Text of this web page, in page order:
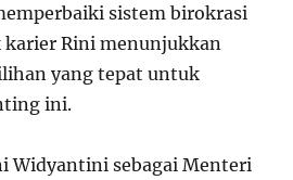
sistem birokrasi
karier Rini menunjukkan
yang tepat untuk
ini.
Widyantini sebagai Menteri